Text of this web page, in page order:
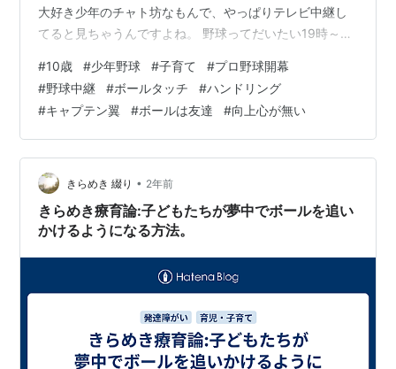
大好き少年のチャト坊なもんで、やっぱりテレビ中継し
てると見ちゃうんですよね。 野球ってだいたい19時～22
になってるけどその通りに終わることってあんまりな
い。 うちでは21時は寝かせるようにしてるんで、最後ま
で見れないことも多いんです。 それでも見ようとする。
加えて、ちゃんとやることやってから、という約束でピ
アノやら中学受験に向けた問題集やらが終わってから見
せることにしてるので、中継の頭…
#10歳 #少年野球 #子育て #プロ野球開幕
#野球中継 #ボールタッチ #ハンドリング
#キャプテン翼 #ボールは友達 #向上心が無い
きらめき 綴り • 2年前
きらめき療育論:子どもたちが夢中でボールを追い
かけるようになる方法。